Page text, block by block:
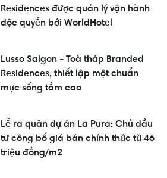
Residences được quản lý vận hành
độc quyền bởi WorldHotel
Lusso Saigon - Toà tháp Branded
Residences, thiết lập một chuẩn
mực sống tầm cao
Lễ ra quân dự án La Pura: Chủ đầu
tư công bố giá bán chính thức từ 46
triệu đồng/m2